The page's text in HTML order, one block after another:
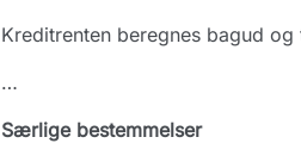
Kreditrenten beregnes bagud
…
Særlige bestemmelser